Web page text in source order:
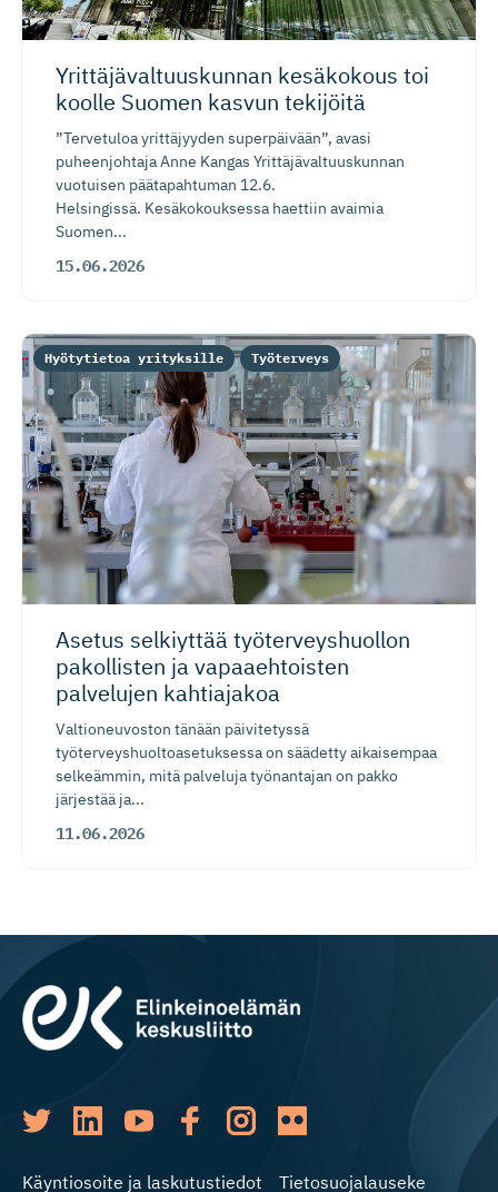
Yrittäjäval­tuus­kunnan kesäkokous toi
koolle Suomen kasvun tekijöitä
”Tervetuloa yrittäjyyden superpäivään”, avasi
puheenjohtaja Anne Kangas Yrittäjävaltuuskunnan
vuotuisen päätapahtuman 12.6.
Helsingissä. Kesäkokouksessa haettiin avaimia
Suomen...
15.06.2026
Asetus selkiyttää työterveys­huollon
pakollisten ja vapaaehtoisten
palvelujen kahtiajakoa
Valtioneuvoston tänään päivitetyssä
työterveyshuoltoasetuksessa on säädetty aikaisempaa
selkeämmin, mitä palveluja työnantajan on pakko
järjestää ja...
11.06.2026
Hyötytietoa yrityksille Työterveys
Käyntiosoite ja laskutustiedot Tietosuojalauseke